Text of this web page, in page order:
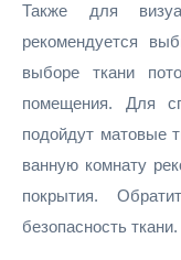
Также для
рекомендуется
выборе ткани
помещения. Для
подойдут матовые
ванную комнату
покрытия.
безопасность ткани.